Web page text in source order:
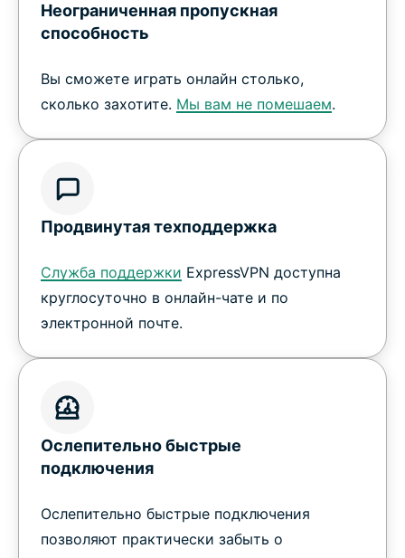
Неограниченная пропускная
способность
Вы сможете играть онлайн столько,
сколько захотите. Мы вам не помешаем.
Продвинутая техподдержка
Служба поддержки ExpressVPN доступна
круглосуточно в онлайн-чате и по
электронной почте.
Ослепительно быстрые
подключения
Ослепительно быстрые подключения
позволяют практически забыть о